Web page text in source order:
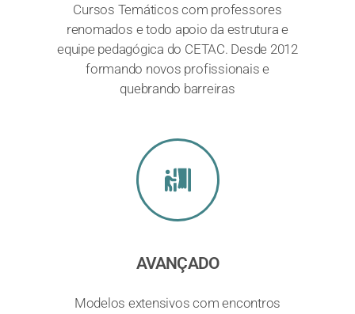
Cursos Temáticos com professores
renomados e todo apoio da estrutura e
equipe pedagógica do CETAC. Desde 2012
formando novos profissionais e
quebrando barreiras
AVANÇADO
Modelos extensivos com encontros